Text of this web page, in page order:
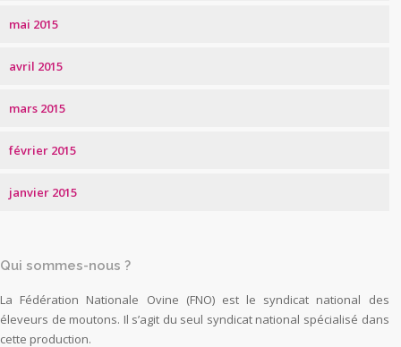
mai 2015
avril 2015
mars 2015
février 2015
janvier 2015
Qui sommes-nous ?
La Fédération Nationale Ovine (FNO) est le syndicat national des
éleveurs de moutons. Il s’agit du seul syndicat national spécialisé dans
cette production.